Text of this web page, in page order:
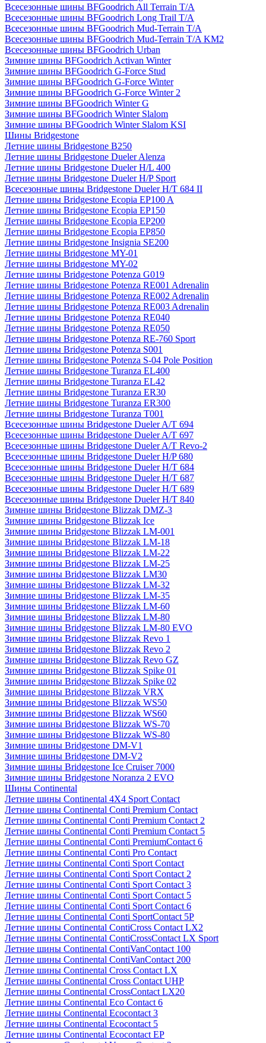
Всесезонные шины BFGoodrich All Terrain T/A
Всесезонные шины BFGoodrich Long Trail T/A
Всесезонные шины BFGoodrich Mud-Terrain T/A
Всесезонные шины BFGoodrich Mud-Terrain T/A KM2
Всесезонные шины BFGoodrich Urban
Зимние шины BFGoodrich Activan Winter
Зимние шины BFGoodrich G-Force Stud
Зимние шины BFGoodrich G-Force Winter
Зимние шины BFGoodrich G-Force Winter 2
Зимние шины BFGoodrich Winter G
Зимние шины BFGoodrich Winter Slalom
Зимние шины BFGoodrich Winter Slalom KSI
Шины Bridgestone
Летние шины Bridgestone B250
Летние шины Bridgestone Dueler Alenza
Летние шины Bridgestone Dueler H/L 400
Летние шины Bridgestone Dueler H/P Sport
Всесезонные шины Bridgestone Dueler H/T 684 II
Летние шины Bridgestone Ecopia EP100 A
Летние шины Bridgestone Ecopia EP150
Летние шины Bridgestone Ecopia EP200
Летние шины Bridgestone Ecopia EP850
Летние шины Bridgestone Insignia SE200
Летние шины Bridgestone MY-01
Летние шины Bridgestone MY-02
Летние шины Bridgestone Potenza G019
Летние шины Bridgestone Potenza RE001 Adrenalin
Летние шины Bridgestone Potenza RE002 Adrenalin
Летние шины Bridgestone Potenza RE003 Adrenalin
Летние шины Bridgestone Potenza RE040
Летние шины Bridgestone Potenza RE050
Летние шины Bridgestone Potenza RE-760 Sport
Летние шины Bridgestone Potenza S001
Летние шины Bridgestone Potenza S-04 Pole Position
Летние шины Bridgestone Turanza EL400
Летние шины Bridgestone Turanza EL42
Летние шины Bridgestone Turanza ER30
Летние шины Bridgestone Turanza ER300
Летние шины Bridgestone Turanza T001
Всесезонные шины Bridgestone Dueler A/T 694
Всесезонные шины Bridgestone Dueler A/T 697
Всесезонные шины Bridgestone Dueler A/T Revo-2
Всесезонные шины Bridgestone Dueler H/P 680
Всесезонные шины Bridgestone Dueler H/T 684
Всесезонные шины Bridgestone Dueler H/T 687
Всесезонные шины Bridgestone Dueler H/T 689
Всесезонные шины Bridgestone Dueler H/T 840
Зимние шины Bridgestone Blizzak DMZ-3
Зимние шины Bridgestone Blizzak Ice
Зимние шины Bridgestone Blizzak LM-001
Зимние шины Bridgestone Blizzak LM-18
Зимние шины Bridgestone Blizzak LM-22
Зимние шины Bridgestone Blizzak LM-25
Зимние шины Bridgestone Blizzak LM30
Зимние шины Bridgestone Blizzak LM-32
Зимние шины Bridgestone Blizzak LM-35
Зимние шины Bridgestone Blizzak LM-60
Зимние шины Bridgestone Blizzak LM-80
Зимние шины Bridgestone Blizzak LM-80 EVO
Зимние шины Bridgestone Blizzak Revo 1
Зимние шины Bridgestone Blizzak Revo 2
Зимние шины Bridgestone Blizzak Revo GZ
Зимние шины Bridgestone Blizzak Spike 01
Зимние шины Bridgestone Blizzak Spike 02
Зимние шины Bridgestone Blizzak VRX
Зимние шины Bridgestone Blizzak WS50
Зимние шины Bridgestone Blizzak WS60
Зимние шины Bridgestone Blizzak WS-70
Зимние шины Bridgestone Blizzak WS-80
Зимние шины Bridgestone DM-V1
Зимние шины Bridgestone DM-V2
Зимние шины Bridgestone Ice Cruiser 7000
Зимние шины Bridgestone Noranza 2 EVO
Шины Continental
Летние шины Continental 4X4 Sport Contact
Летние шины Continental Conti Premium Contact
Летние шины Continental Conti Premium Contact 2
Летние шины Continental Conti Premium Contact 5
Летние шины Continental Conti PremiumContact 6
Летние шины Continental Conti Pro Contact
Летние шины Continental Conti Sport Contact
Летние шины Continental Conti Sport Contact 2
Летние шины Continental Conti Sport Contact 3
Летние шины Continental Conti Sport Contact 5
Летние шины Continental Conti Sport Contact 6
Летние шины Continental Conti SportContact 5P
Летние шины Continental ContiCross Contact LX2
Летние шины Continental ContiCrossContact LX Sport
Летние шины Continental ContiVanContact 100
Летние шины Continental ContiVanContact 200
Летние шины Continental Cross Contact LX
Летние шины Continental Cross Contact UHP
Летние шины Continental CrossContact LX20
Летние шины Continental Eco Contact 6
Летние шины Continental Ecocontact 3
Летние шины Continental Ecocontact 5
Летние шины Continental Ecocontact EP